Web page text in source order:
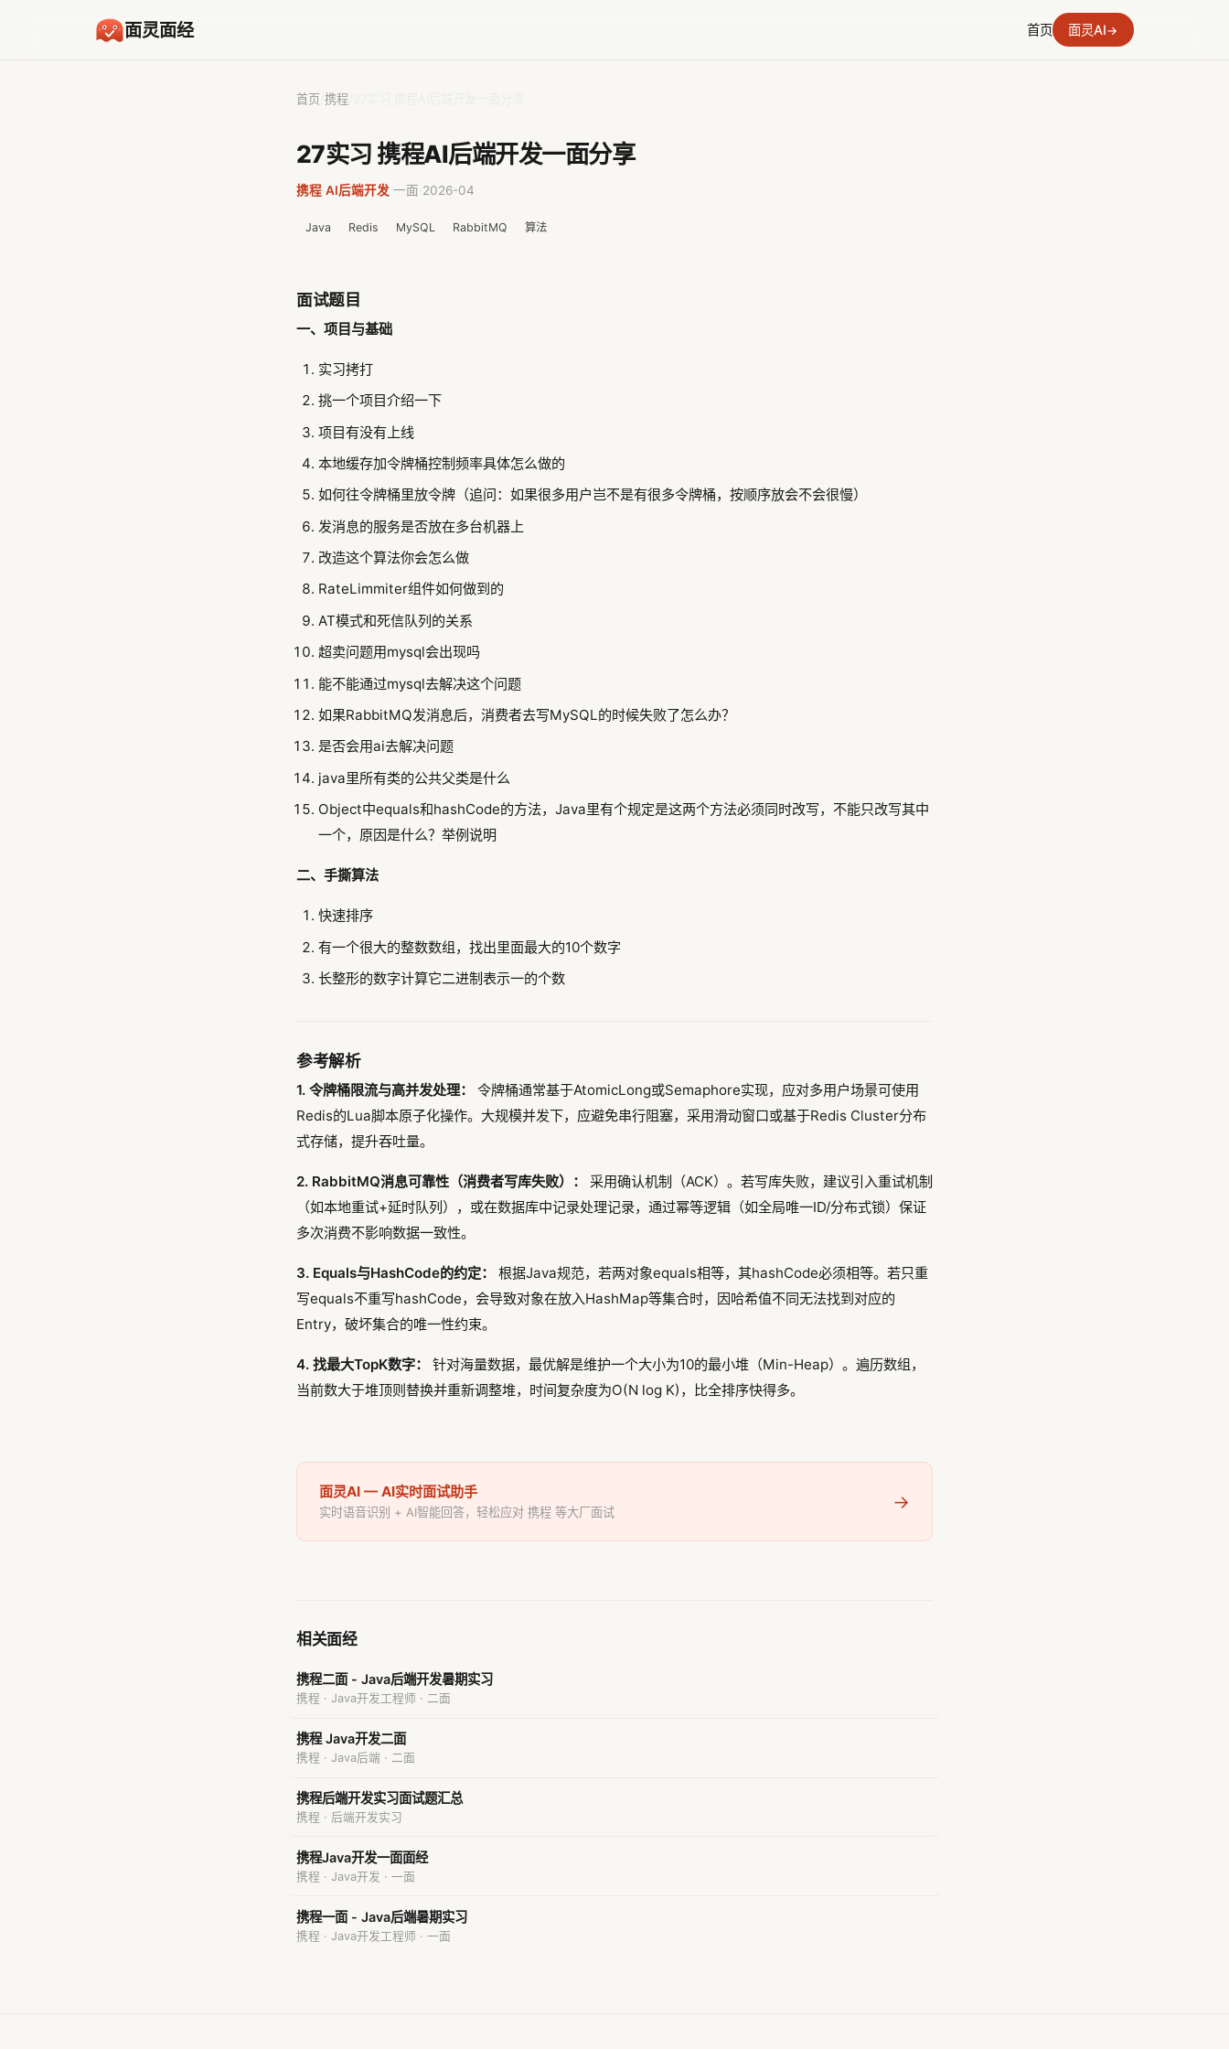
面灵面经 首页 面灵AI→
首页 携程
27实习 携程AI后端开发一面分享
携程 AI后端开发 一面 2026-04
Java Redis MySQL RabbitMQ 算法
面试题目
一、项目与基础
实习拷打
挑一个项目介绍一下
项目有没有上线
本地缓存加令牌桶控制频率具体怎么做的
如何往令牌桶里放令牌（追问：如果很多用户岂不是有很多令牌桶，按顺序放会不会很慢）
发消息的服务是否放在多台机器上
改造这个算法你会怎么做
RateLimmiter组件如何做到的
AT模式和死信队列的关系
超卖问题用mysql会出现吗
能不能通过mysql去解决这个问题
如果RabbitMQ发消息后，消费者去写MySQL的时候失败了怎么办？
是否会用ai去解决问题
java里所有类的公共父类是什么
Object中equals和hashCode的方法，Java里有个规定是这两个方法必须同时改写，不能只改写其中
一个，原因是什么？举例说明
二、手撕算法
快速排序
有一个很大的整数数组，找出里面最大的10个数字
长整形的数字计算它二进制表示一的个数
参考解析
1. 令牌桶限流与高并发处理：
令牌桶通常基于AtomicLong或Semaphore实现，应对多用户场景可使用
Redis的Lua脚本原子化操作。大规模并发下，应避免串行阻塞，采用滑动窗口或基于Redis Cluster分布
式存储，提升吞吐量。
2. RabbitMQ消息可靠性（消费者写库失败）：
采用确认机制（ACK）。若写库失败，建议引入重试机制
（如本地重试+延时队列），或在数据库中记录处理记录，通过幂等逻辑（如全局唯一ID/分布式锁）保证
多次消费不影响数据一致性。
3. Equals与HashCode的约定：
根据Java规范，若两对象equals相等，其hashCode必须相等。若只重
写equals不重写hashCode，会导致对象在放入HashMap等集合时，因哈希值不同无法找到对应的
Entry，破坏集合的唯一性约束。
4. 找最大TopK数字：
针对海量数据，最优解是维护一个大小为10的最小堆（Min-Heap）。遍历数组，
当前数大于堆顶则替换并重新调整堆，时间复杂度为O(N log K)，比全排序快得多。
面灵AI — AI实时面试助手
实时语音识别 + AI智能回答，轻松应对 携程 等大厂面试 →
相关面经
携程二面 - Java后端开发暑期实习
携程 · Java开发工程师 · 二面
携程 Java开发二面
携程 · Java后端 · 二面
携程后端开发实习面试题汇总
携程 · 后端开发实习
携程Java开发一面面经
携程 · Java开发 · 一面
携程一面 - Java后端暑期实习
携程 · Java开发工程师 · 一面